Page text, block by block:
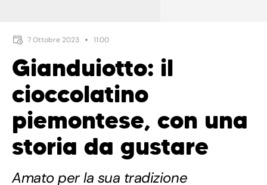
7 Ottobre 2023 11:00
Gianduiotto: il
cioccolatino
piemontese, con una
storia da gustare
Amato per la sua tradizione